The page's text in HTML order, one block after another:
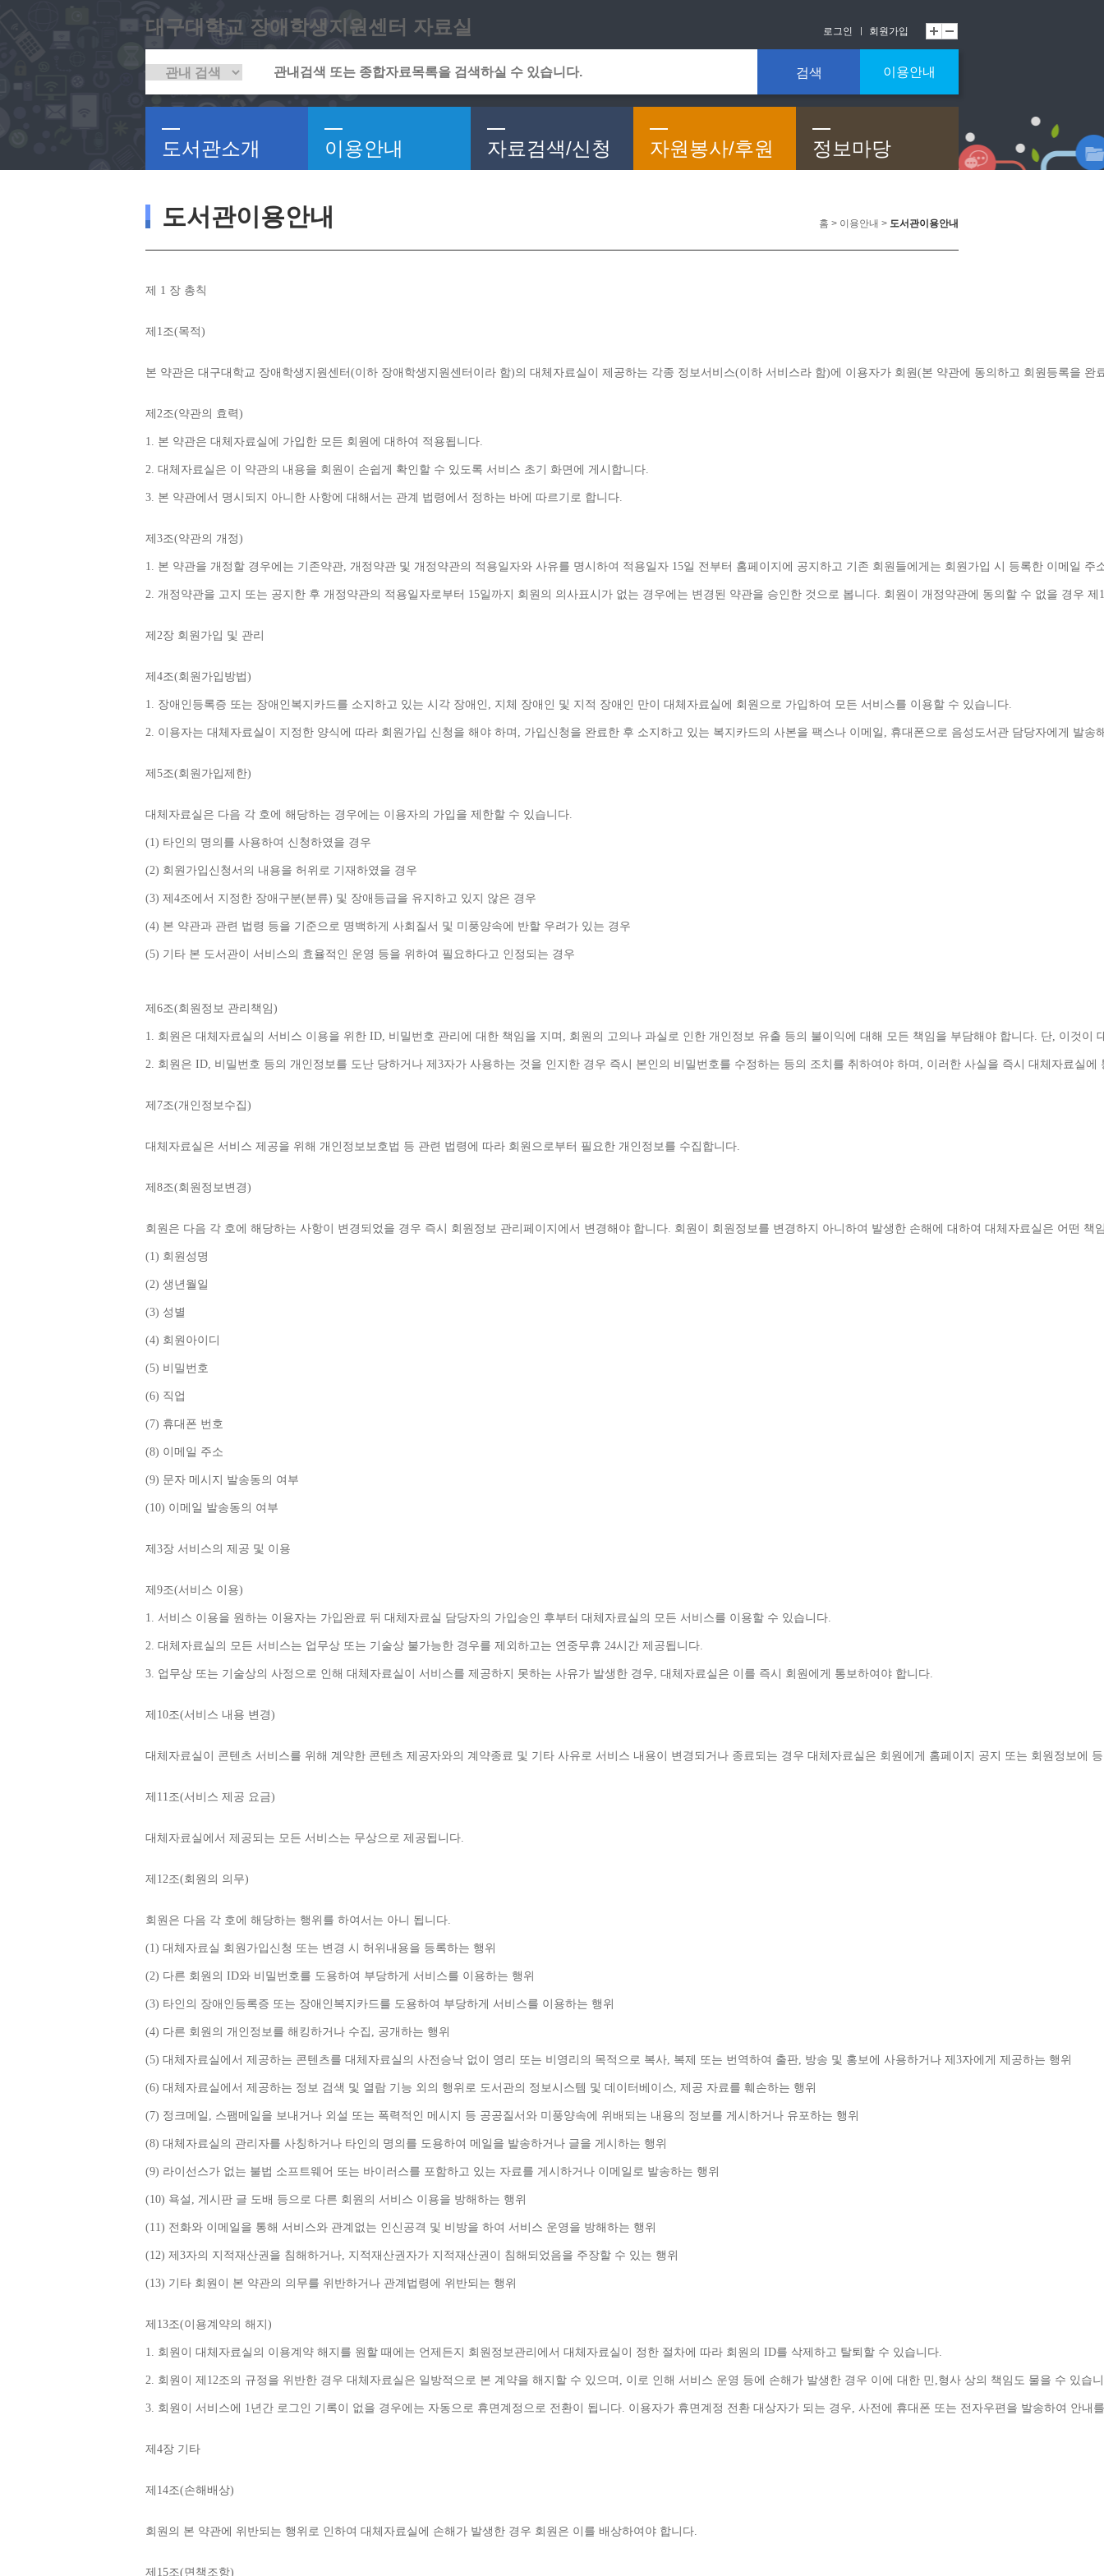
대구대학교 장애학생지원센터 자료실 로그인 회원가입
검색 이용안내
도서관소개 이용안내 자료검색/신청 자원봉사/후원 정보마당
도서관이용안내 홈 > 이용안내 > 도서관이용안내
제 1 장 총칙
제 1조(목적)
본 약관은 대구대학교 장애학생지원센터 (이하 장애학생지원센터이라 함)의 대체자료실이 제공하는 각종 정보서비스(이하 서비스라 함)에 이용자가 회원(본 약관에 동의하고 회원등록을 완
제 2조(약관의 효력)
1. 본 약관은 대체자료실에 가입한 모든 회원에 대하여 적용됩니다.
2. 대체자료실은 이 약관의 내용을 회원이 손쉽게 확인할 수 있도록 서비스 초기 화면에 게시합니다.
3. 본 약관에서 명시되지 아니한 사항에 대해서는 관계 법령에서 정하는 바에 따르기로 합니다.
제 3조(약관의 개정)
1. 본 약관을 개정할 경우에는 기존약관, 개정약관 및 개정약관의 적용일자와 사유를 명시하여 적용일자 15일 전부터 홈페이지에 공지하고 기존 회원들에게는 회원가입 시 등록한 이메일 주
2. 개정약관을 고지 또는 공지한 후 개정약관의 적용일자로부터 15일까지 회원의 의사표시가 없는 경우에는 변경된 약관을 승인한 것으로 봅니다. 회원이 개정약관에 동의할 수 없을 경우 제
제 2장 회원가입 및 관리
제 4조(회원가입방법)
1. 장애인등록증 또는 장애인복지카드를 소지하고 있는 시각 장애인 , 지체 장애인 및 지적 장애인 만이 대체자료실에 회원으로 가입하여 모든 서비스를 이용할 수 있습니다.
2. 이용자는 대체자료실이 지정한 양식에 따라 회원가입 신청을 해야 하며 , 가입신청을 완료한 후 소지하고 있는 복지카드의 사본을 팩스나 이메일 , 휴대폰으로 음성도서관 담당자에게 발송
제 5조(회원가입제한)
대체자료실은 다음 각 호에 해당하는 경우에는 이용자의 가입을 제한할 수 있습니다.
(1) 타인의 명의를 사용하여 신청하였을 경우
(2) 회원가입신청서의 내용을 허위로 기재하였을 경우
(3) 제 4조에서 지정한 장애구분(분류) 및 장애등급을 유지하고 있지 않은 경우
(4) 본 약관과 관련 법령 등을 기준으로 명백하게 사회질서 및 미풍양속에 반할 우려가 있는 경우
(5) 기타 본 도서관이 서비스의 효율적인 운영 등을 위하여 필요하다고 인정되는 경우
제 6조(회원정보 관리책임)
1. 회원은 대체자료실의 서비스 이용을 위한 ID, 비밀번호 관리에 대한 책임을 지며 , 회원의 고의나 과실로 인한 개인정보 유출 등의 불이익에 대해 모든 책임을 부담해야 합니다. 단, 이것이
2. 회원은 ID, 비밀번호 등의 개인정보를 도난 당하거나 제 3자가 사용하는 것을 인지한 경우 즉시 본인의 비밀번호를 수정하는 등의 조치를 취하여야 하며 , 이러한 사실을 즉시 대체자료실에
제 7조(개인정보수집)
대체자료실은 서비스 제공을 위해 개인정보보호법 등 관련 법령에 따라 회원으로부터 필요한 개인정보를 수집합니다.
제 8조(회원정보변경)
회원은 다음 각 호에 해당하는 사항이 변경되었을 경우 즉시 회원정보 관리페이지에서 변경해야 합니다. 회원이 회원정보를 변경하지 아니하여 발생한 손해에 대하여 대체자료실은 어떤 책
(1) 회원성명
(2) 생년월일
(3) 성별
(4) 회원아이디
(5) 비밀번호
(6) 직업
(7) 휴대폰 번호
(8) 이메일 주소
(9) 문자 메시지 발송동의 여부
(10) 이메일 발송동의 여부
제 3장 서비스의 제공 및 이용
제 9조(서비스 이용)
1. 서비스 이용을 원하는 이용자는 가입완료 뒤 대체자료실 담당자의 가입승인 후부터 대체자료실의 모든 서비스를 이용할 수 있습니다.
2. 대체자료실의 모든 서비스는 업무상 또는 기술상 불가능한 경우를 제외하고는 연중무휴 24시간 제공됩니다.
3. 업무상 또는 기술상의 사정으로 인해 대체자료실이 서비스를 제공하지 못하는 사유가 발생한 경우, 대체자료실은 이를 즉시 회원에게 통보하여야 합니다.
제 10조(서비스 내용 변경)
대체자료실이 콘텐츠 서비스를 위해 계약한 콘텐츠 제공자와의 계약종료 및 기타 사유로 서비스 내용이 변경되거나 종료되는 경우 대체자료실은 회원에게 홈페이지 공지 또는 회원정보에
제 11조(서비스 제공 요금)
대체자료실에서 제공되는 모든 서비스는 무상으로 제공됩니다.
제 12조(회원의 의무)
회원은 다음 각 호에 해당하는 행위를 하여서는 아니 됩니다.
(1) 대체자료실 회원가입신청 또는 변경 시 허위내용을 등록하는 행위
(2) 다른 회원의 ID와 비밀번호를 도용하여 부당하게 서비스를 이용하는 행위
(3) 타인의 장애인등록증 또는 장애인복지카드를 도용하여 부당하게 서비스를 이용하는 행위
(4) 다른 회원의 개인정보를 해킹하거나 수집 , 공개하는 행위
(5) 대체자료실에서 제공하는 콘텐츠를 대체자료실의 사전승낙 없이 영리 또는 비영리의 목적으로 복사, 복제 또는 번역하여 출판, 방송 및 홍보에 사용하거나 제 3자에게 제공하는 행위
(6) 대체자료실에서 제공하는 정보 검색 및 열람 기능 외의 행위로 도서관의 정보시스템 및 데이터베이스, 제공 자료를 훼손하는 행위
(7) 정크메일 , 스팸메일을 보내거나 외설 또는 폭력적인 메시지 등 공공질서와 미풍양속에 위배되는 내용의 정보를 게시하거나 유포하는 행위
(8) 대체자료실의 관리자를 사칭하거나 타인의 명의를 도용하여 메일을 발송하거나 글을 게시하는 행위
(9) 라이선스가 없는 불법 소프트웨어 또는 바이러스를 포함하고 있는 자료를 게시하거나 이메일로 발송하는 행위
(10) 욕설 , 게시판 글 도배 등으로 다른 회원의 서비스 이용을 방해하는 행위
(11) 전화와 이메일을 통해 서비스와 관계없는 인신공격 및 비방을 하여 서비스 운영을 방해하는 행위
(12) 제 3자의 지적재산권을 침해하거나, 지적재산권자가 지적재산권이 침해되었음을 주장할 수 있는 행위
(13) 기타 회원이 본 약관의 의무를 위반하거나 관계법령에 위반되는 행위
제 13조(이용계약의 해지 )
1. 회원이 대체자료실의 이용계약 해지를 원할 때에는 언제든지 회원정보관리에서 대체자료실이 정한 절차에 따라 회원의 ID를 삭제하고 탈퇴할 수 있습니다.
2. 회원이 제 12조의 규정을 위반한 경우 대체자료실은 일방적으로 본 계약을 해지할 수 있으며 , 이로 인해 서비스 운영 등에 손해가 발생한 경우 이에 대한 민 ,형사 상의 책임도 물을 수 있습
3. 회원이 서비스에 1년간 로그인 기록이 없을 경우에는 자동으로 휴면계정으로 전환이 됩니다. 이용자가 휴면계정 전환 대상자가 되는 경우, 사전에 휴대폰 또는 전자우편을 발송하여 안내
제 4장 기타
제 14조(손해배상)
회원의 본 약관에 위반되는 행위로 인하여 대체자료실에 손해가 발생한 경우 회원은 이를 배상하여야 합니다.
제 15조(면책조항)